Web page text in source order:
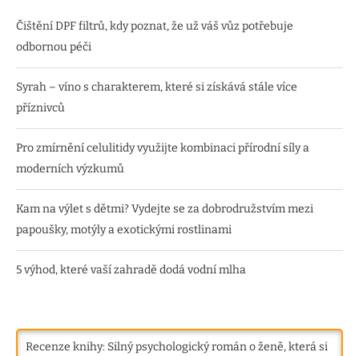
Čištění DPF filtrů, kdy poznat, že už váš vůz potřebuje
odbornou péči
Syrah – víno s charakterem, které si získává stále více
příznivců
Pro zmírnění celulitidy využijte kombinaci přírodní síly a
moderních výzkumů
Kam na výlet s dětmi? Vydejte se za dobrodružstvím mezi
papoušky, motýly a exotickými rostlinami
5 výhod, které vaší zahradě dodá vodní mlha
Recenze knihy: Silný psychologický román o ženě, která si